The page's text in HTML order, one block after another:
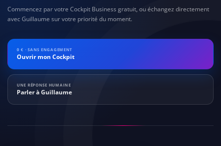
Commencez par votre Cockpit Business gratuit, ou échangez directement
avec Guillaume sur votre priorité du moment.
0 € · SANS ENGAGEMENT
Ouvrir mon Cockpit
UNE RÉPONSE HUMAINE
Parler à Guillaume